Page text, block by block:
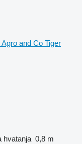
and Co Tiger
hvatanja 0,8 m